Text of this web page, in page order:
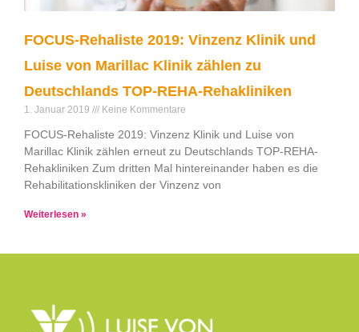
FOCUS-Rehaliste 2019: Vinzenz Klinik und
Luise von Marillac Klinik zählen zu
Deutschlands TOP-REHA-Rehakliniken
1. Januar 2019 Keine Kommentare
FOCUS-Rehaliste 2019: Vinzenz Klinik und Luise von
Marillac Klinik zählen erneut zu Deutschlands TOP-REHA-
Rehakliniken Zum dritten Mal hintereinander haben es die
Rehabilitationskliniken der Vinzenz von
Weiterlesen »